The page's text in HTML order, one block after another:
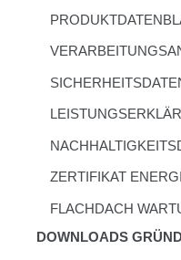
ZERTIFIKAT
FLACHDACH
DOWNLOADS